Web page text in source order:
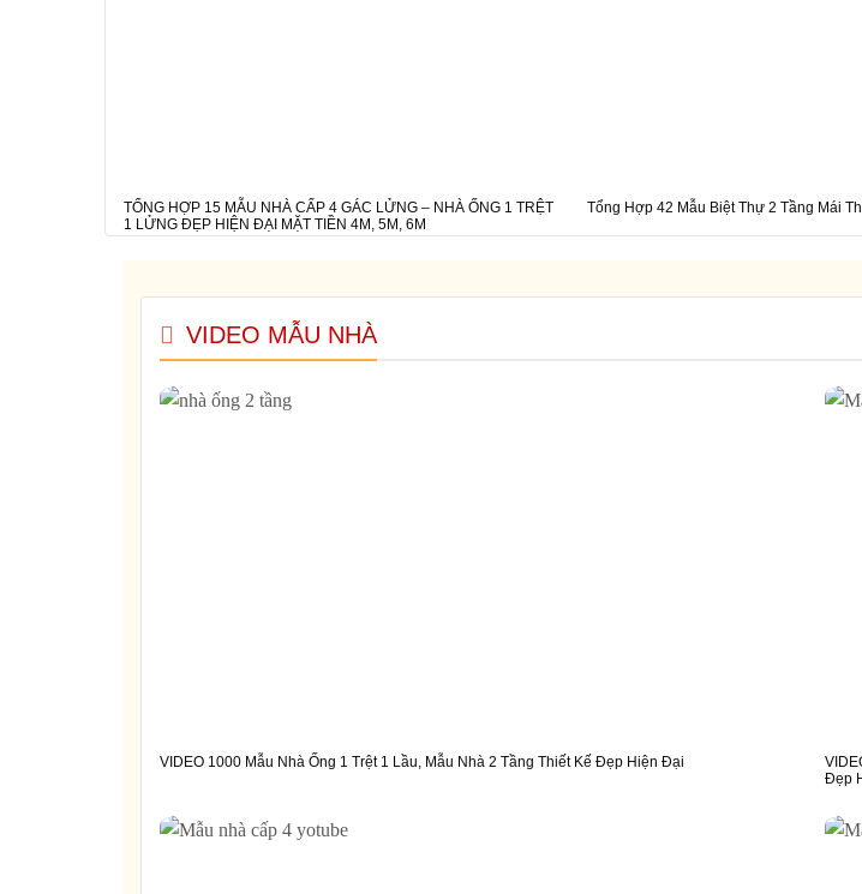
TỔNG HỢP 15 MẪU NHÀ CẤP 4 GÁC LỬNG – NHÀ ỐNG 1 TRỆT
1 LỬNG ĐẸP HIỆN ĐẠI MẶT TIỀN 4M, 5M, 6M
Tổng Hợp 42 Mẫu Biệt Thự 2 Tầng Mái
VIDEO MẪU NHÀ
VIDEO 1000 Mẫu Nhà Ống 1 Trệt 1 Lầu, Mẫu Nhà 2 Tầng Thiết Kế Đẹp Hiện Đại
Đẹp